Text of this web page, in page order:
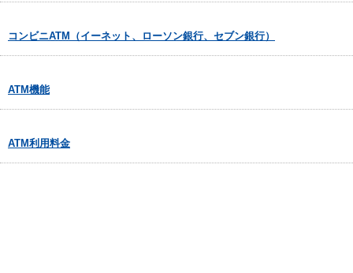
コンビニATM（イーネット、ローソン銀行、セブン銀行）
ATM機能
ATM利用料金